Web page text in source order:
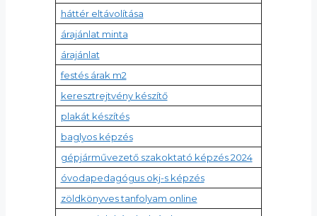
háttér eltávolítása
árajánlat minta
árajánlat
festés árak m2
keresztrejtvény készítő
plakát készítés
baglyos képzés
gépjárművezető szakoktató képzés 2024
óvodapedagógus okj-s képzés
zöldkönyves tanfolyam online